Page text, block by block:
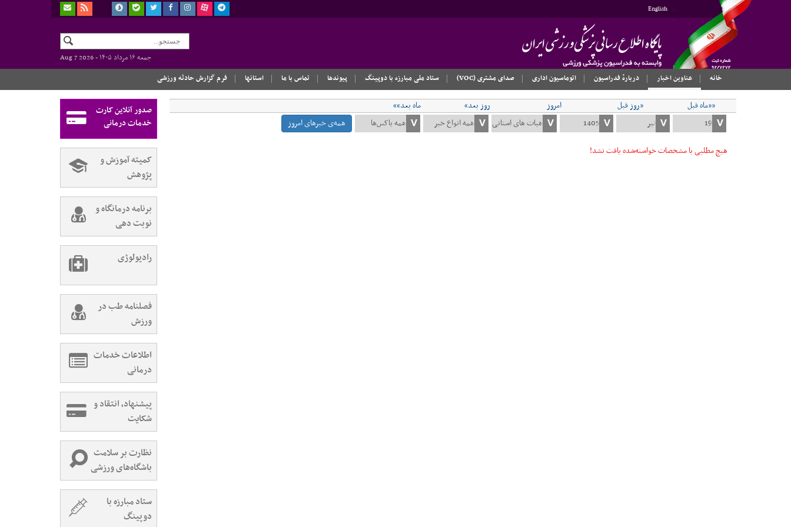
English
جمعه ۱۶ مرداد ۱۴۰۵ -
Aug 7 2026
خانه
عناوین اخبار دربارهٔ فدراسیون اتوماسیون اداری صدای مشتری (VOC) ستاد ملی مبارزه با دوپینگ پیوندها تماس با ما استانها فرم گزارش حادثه ورزشی
««ماه قبل «روز قبل امروز روز بعد»
ماه بعد»»
همه‌ی خبرهای امروز
هیچ مطلبی با مشخصات خواسته‌شده یافت نشد!
صدور آنلاین کارت
خدمات درمانی
کمیته آموزش و
پژوهش
برنامه درمانگاه و
نوبت دهی
رادیولوژی
فصلنامه طب در
ورزش
اطلاعات خدمات
درمانی
پیشنهاد، انتقاد و
شکایت
نظارت بر سلامت
باشگاه‌های ورزشی
ستاد مبارزه با
دوپینگ